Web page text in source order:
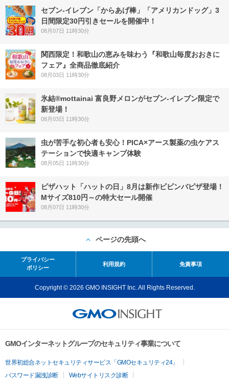
セブン‐イレブン「からあげ棒」「アメリカンドッグ」3
日間限定30円引きセールを開催中！
08月07日 11時30分
関西限定！和歌山の恵みを味わう『和歌山毎度おおきに
フェア』全商品徹底紹介
08月03日 11時30分
氷結®mottainai 富良野メロンがセブン‐イレブン限定で
新登場！
08月03日 11時30分
虫が苦手な初心者も安心！PICA×アース製薬の虫ケアス
テーションで快適キャンプ体験
08月05日 11時30分
ピザハット「ハットの日」8月は新作ビビンバピザ登場！
Mサイズ810円～の特大セール開催
08月07日 11時30分
ページの先頭へ
プライバシー
ポリシー
利用規約 免責事項
Copyright © 2026 GMO INSIGHT Inc. All Rights Reserved.
GMOインターネットグループのセキュリティ事業について
世界初総合ネットセキュリティサービス「GMOセキュリティ24」
パスワード漏洩診断
Webサイトリスク診断